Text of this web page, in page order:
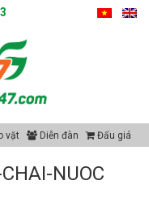
vặt Diễn đàn Đấu giá
NUOC